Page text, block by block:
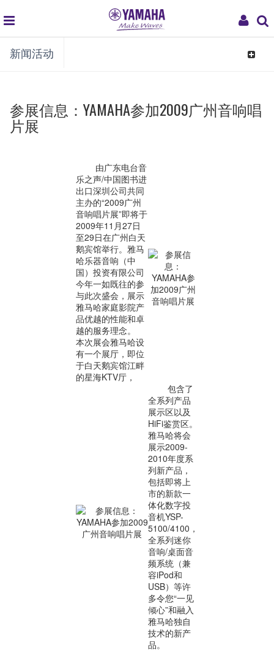
My
global
navigation
新闻活动
Toggle
参展信息：YAMAHA参加2009广州音响唱
片展
由广东电台音
乐之声/中国图书进
出口深圳公司共同
主办的“2009广州
音响唱片展”即将于
2009年11月27日
至29日在广州白天
鹅宾馆举行。雅马
哈乐器音响（中
国）投资有限公司
今年一如既往的参
与此次盛会，展示
雅马哈家庭影院产
品优越的性能和卓
越的服务理念。
本次展会雅马哈设
有一个展厅，即位
于白天鹅宾馆江畔
的星海KTV厅，
包含了
全系列产品
展示区以及
HiFi鉴赏区。
雅马哈将会
展示2009-
2010年度系
列新产品，
包括即将上
市的新款一
体化数字投
音机YSP-
5100/4100，
全系列迷你
音响/桌面音
频系统（兼
容iPod和
USB）等许
多令您“一见
倾心”和融入
雅马哈独自
技术的新产
品。